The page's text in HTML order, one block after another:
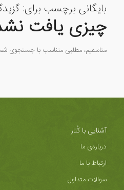
بایگانی برچسب برای:
چیزی یافت
متاسفیم، مطلبی متناسب با جستجوی
آشنایی با کُنار
درباره‌ی ما
ارتباط با ما
سوالات متداول